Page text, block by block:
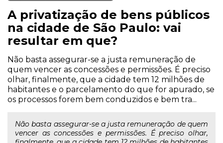
A privatização de bens públicos
na cidade de São Paulo: vai
resultar em que?
Não basta assegurar-se a justa remuneração de
quem vencer as concessões e permissões. É preciso
olhar, finalmente, que a cidade tem 12 milhões de
habitantes e o parcelamento do que for apurado, se
os processos forem bem conduzidos e bem tra...
Não basta assegurar-se a justa remuneração de quem
vencer as concessões e permissões. É preciso olhar,